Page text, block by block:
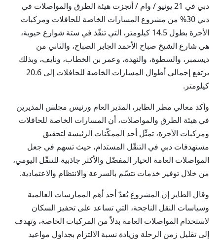
دبي في 21 يونيو / وام / أنجزت هيئة الطرق والمواصلات في
دبي 30% من مشروع المسارات الخاصة للحافلات ومركبات
الأجرة بطول 14.5 كيلومتر، التي تنفّذ في ستة شوارع حيوية،
هي شارع الشيخ صباح الأحمد الجابر الصباح، والثاني من
ديسمبر، والسطوة، والنهدة، وعمر بن الخطاب، ونايف، وبذلك
يرتفع إجمالي أطوال المسارات الخاصة للحافلات إلى 20.6
كيلومتر.
وأكد معالي مطر الطاير، المدير العام ورئيس مجلس المديرين
في هيئة الطرق والمواصلات، أن المسارات الخاصة للحافلات
ومركبات الأجرة، تمثّل أحد الممكّنات الرئيسة لتحقيق
مستهدفات دبي في التنقّل المستدام، حيث تسهم في جعل
المواصلات العامة الخيار المفضّل والأكثر جاذبية للتنقّل اليومي،
من خلال توفير خدمات تتسّم بالسرعة والانتظام والاعتمادية.
وقال الطاير إن المشروع يُعدّ أحد أهم الممارسات العالمية
وسياسات النقل الناجحة، التي تساعد على تحفيز السكان
لاستخدام المواصلات العامة بدلاً من المركبات الخاصة، وتهدف
إلى تقليل زمن الرحلة وزيادة نسبة الالتزام بجداول مواعيد